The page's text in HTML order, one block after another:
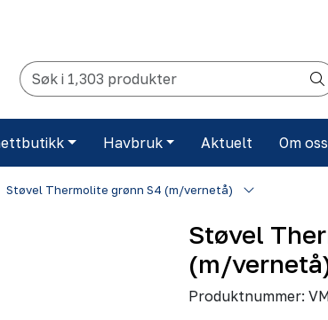
Havbruk Aktuelt Om oss
Støvel Thermolite grønn S4 (m/vernetå)
Støvel
(m/
Produktnummer: